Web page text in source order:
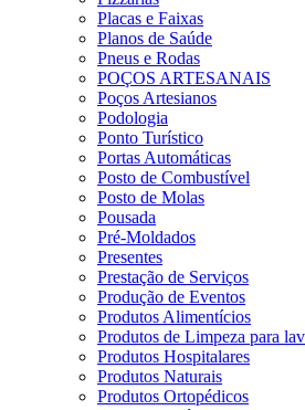
Placas e Faixas
Planos de Saúde
Pneus e Rodas
POÇOS ARTESANAIS
Poços Artesianos
Podologia
Ponto Turístico
Portas Automáticas
Posto de Combustível
Posto de Molas
Pousada
Pré-Moldados
Presentes
Prestação de Serviços
Produção de Eventos
Produtos Alimentícios
Produtos de Limpeza para
Produtos Hospitalares
Produtos Naturais
Produtos Ortopédicos